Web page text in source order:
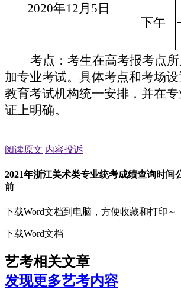
2020年12月5日
下午
考点：考生在高考报考点
加专业考试。具体考点和考场
教育考试机构统一安排，并在
证上明确。
阅读原文 内容投诉
2021年浙江美术类专业统考成绩查询时间
前
下载Word文档到电脑，方便收藏和打印～
下载Word文档
艺考相关文章
发现更多艺考内容